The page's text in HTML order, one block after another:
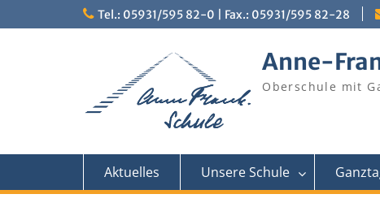
to
Tel.: 05931/595 82-0 | Fax.: 05931/595 82-28
Anne-
Oberschule mit
Aktuelles Unsere Schule